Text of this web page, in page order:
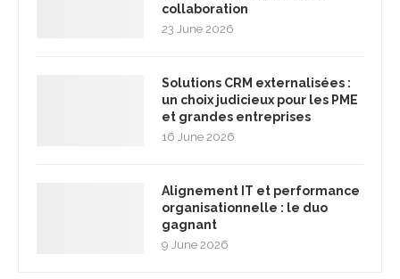
collaboration
23 June 2026
Solutions CRM externalisées :
un choix judicieux pour les PME
et grandes entreprises
16 June 2026
Alignement IT et performance
organisationnelle : le duo
gagnant
9 June 2026